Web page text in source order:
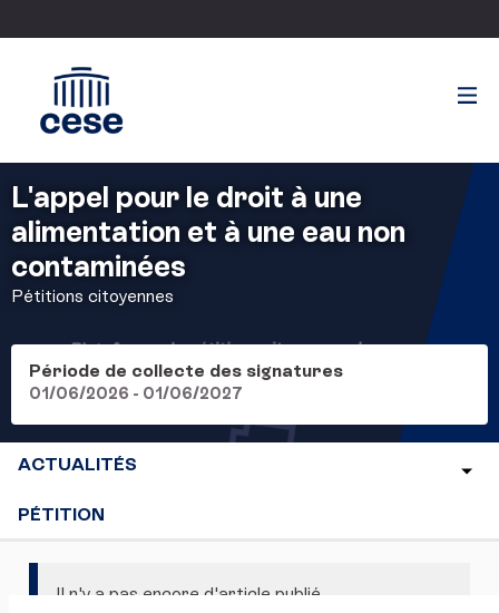
L'appel pour le droit à une
alimentation et à une eau non
contaminées
Pétitions citoyennes
Période de collecte des signatures
01/06/2026 - 01/06/2027
ACTUALITÉS
PÉTITION
Il n'y a pas encore d'article publié.